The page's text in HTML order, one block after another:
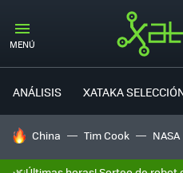
MENÚ
ANÁLISIS XATAKA
HOY SE HABLA DE
China Tim Cook NASA